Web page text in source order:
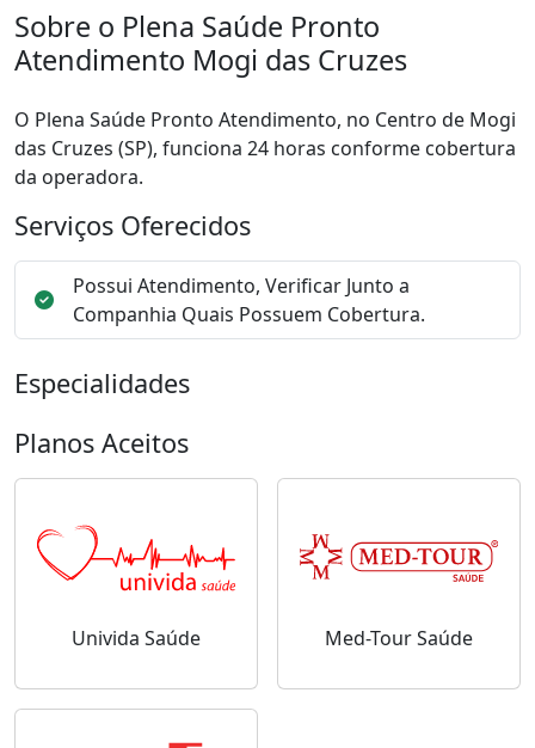
Sobre o Plena Saúde Pronto
Atendimento Mogi das Cruzes
O Plena Saúde Pronto Atendimento, no Centro de Mogi
das Cruzes (SP), funciona 24 horas conforme cobertura
da operadora.
Serviços Oferecidos
Possui Atendimento, Verificar Junto a
Companhia Quais Possuem Cobertura.
Especialidades
Planos Aceitos
Univida Saúde Med-Tour Saúde